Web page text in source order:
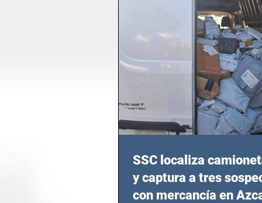
SSC localiza
y captura a tres
con mercancía en